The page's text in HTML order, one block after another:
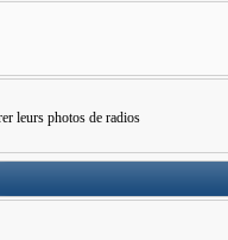
leurs photos de radios